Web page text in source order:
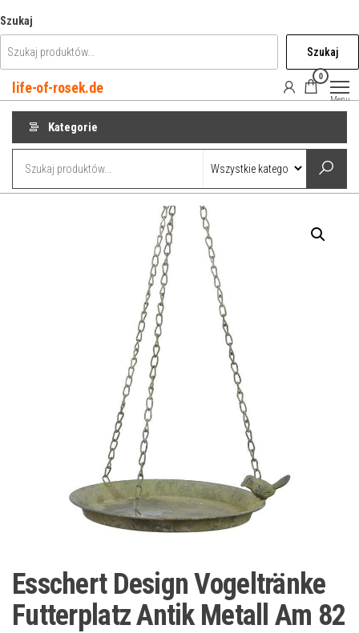
do
treści
Szukaj
Szukaj
life-of-rosek.de
0
Menu
Kategorie
Esschert Design Vogeltränke
Futterplatz Antik Metall Am 82